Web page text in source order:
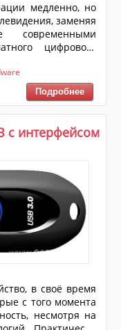
медленно, но
заменяя
современными
цифрового
аналогового
территории всей
важно, так как
максимально
телевизоров и
в рамках
с интерфейсом
в своё время
с того момента
несмотря на